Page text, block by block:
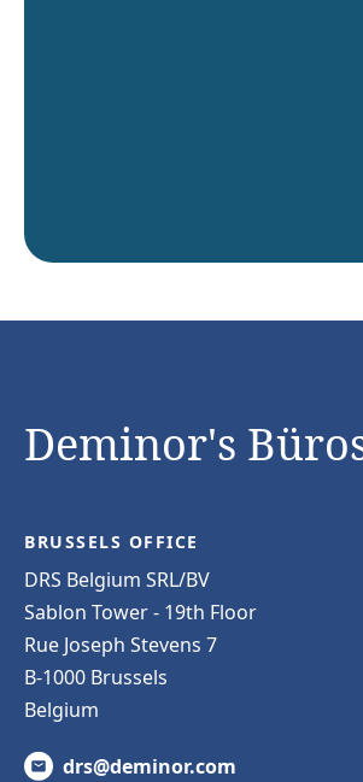
Deminor's
BRUSSELS OFFICE
DRS Belgium SRL/BV
Sablon Tower - 19th Floor
Rue Joseph Stevens 7
B-1000 Brussels
Belgium
drs@deminor.com